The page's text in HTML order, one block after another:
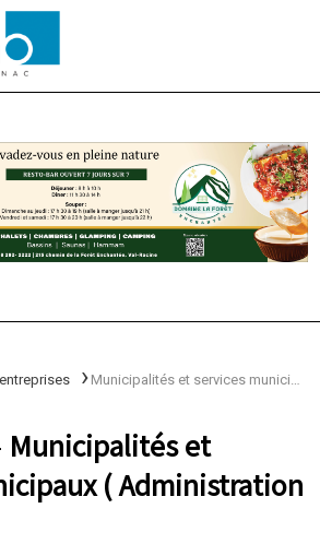
Municipalités et
( Administration